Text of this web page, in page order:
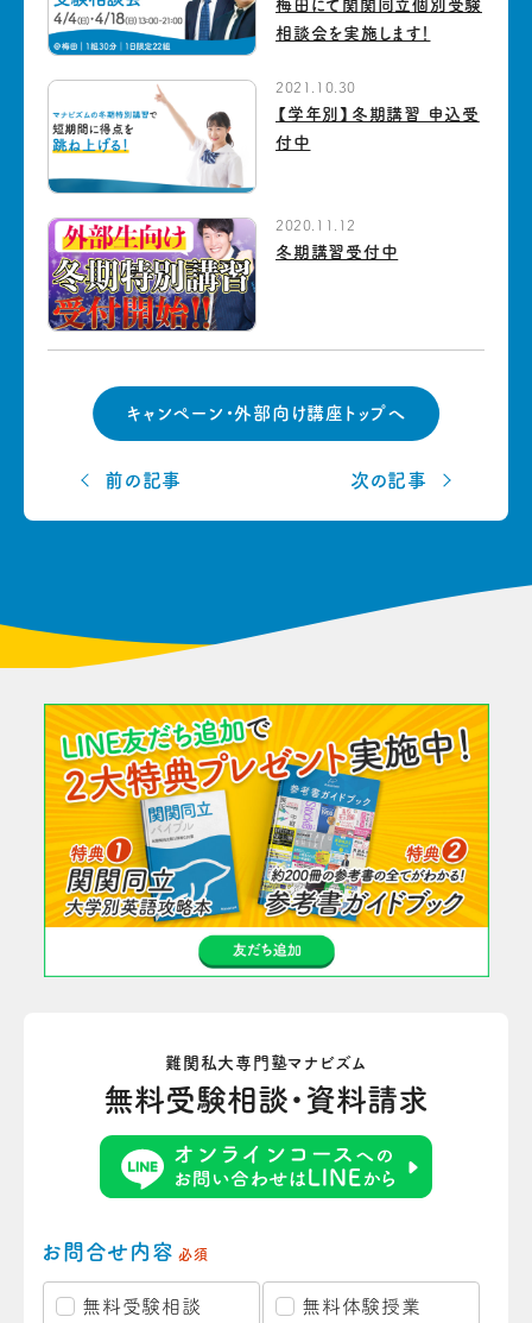
梅田にて関関同立個別受験
相談会を実施します！
2021.10.30
【学年別】冬期講習 申込受
付中
2020.11.12
冬期講習受付中
前の記事
キャンペーン・外部向け講座トップへ
次の記事
難関私大専門塾マナビズム
無料受験相談・資料請求
お問合せ内容 必須
無料受験相談 無料体験授業